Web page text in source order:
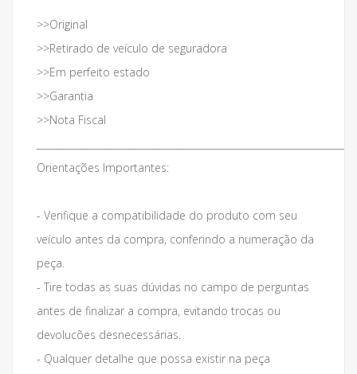
>>Original
>>Retirado de veículo de seguradora
>>Em perfeito estado
>>Garantia
>>Nota Fiscal
Orientações Importantes:
- Verifique a compatibilidade do produto com seu
veículo antes da compra, conferindo a numeração da
peça.
- Tire todas as suas dúvidas no campo de perguntas
antes de finalizar a compra, evitando trocas ou
devolucões desnecessárias.
- Qualquer detalhe que possa existir na peça